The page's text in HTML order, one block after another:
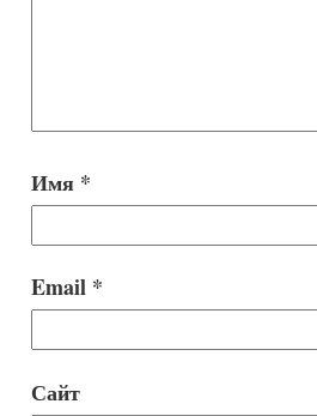
Имя *
Email *
Сайт